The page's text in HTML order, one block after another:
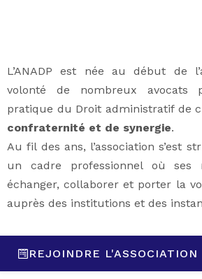
L’ANADP est née au début de
volonté de nombreux avocats
pratique du Droit administratif de
confraternité et de synergie.
Au fil des ans, l’association s’est
un cadre professionnel où ses
échanger, collaborer et porter la
auprès des institutions et des
REJOINDRE L'ASSOCIATION